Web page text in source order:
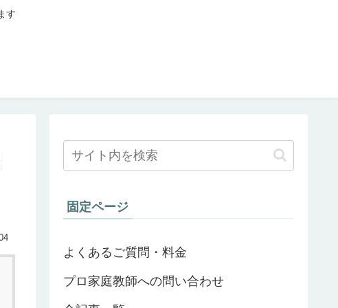
す
固定ページ
よくあるご質問・料金
プロ家庭教師への問い合わせ